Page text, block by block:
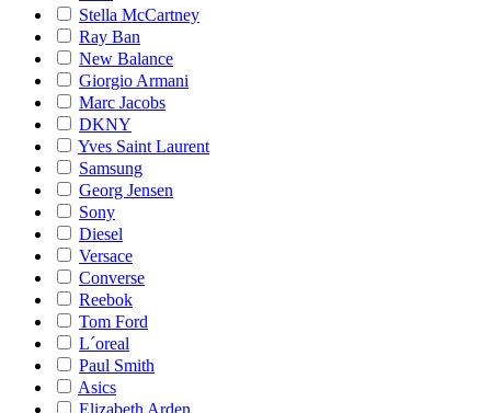
Stella McCartney
Ray Ban
New Balance
Giorgio Armani
Marc Jacobs
DKNY
Yves Saint Laurent
Samsung
Georg Jensen
Sony
Diesel
Versace
Converse
Reebok
Tom Ford
L´oreal
Paul Smith
Asics
Elizabeth Arden